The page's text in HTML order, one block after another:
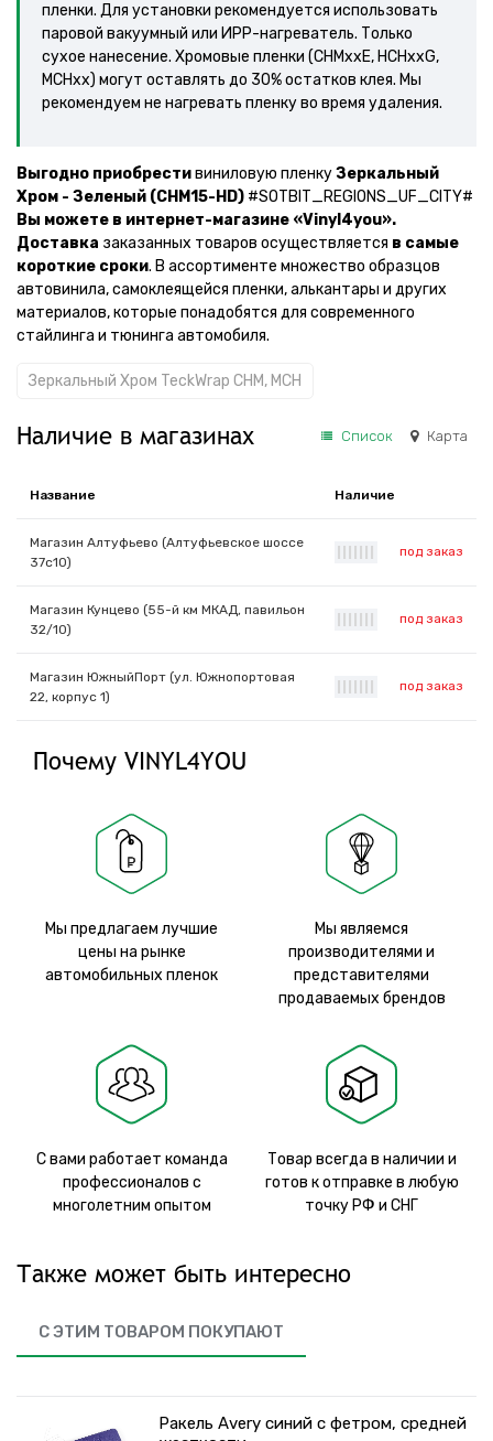
пленки. Для установки рекомендуется использовать
паровой вакуумный или ИРР-нагреватель. Только
сухое нанесение. Хромовые пленки (CHMxxE, HCHxxG,
MCHxx) могут оставлять до 30% остатков клея. Мы
рекомендуем не нагревать пленку во время удаления.
Выгодно приобрестивиниловую пленкуЗеркальный
Хром - Зеленый (CHM15-HD) #SOTBIT_REGIONS_UF_CITY#
Вы можете в интернет-магазине «Vinyl4you».
Доставка заказанных товаров осуществляется в самые
короткие сроки. В ассортименте множество образцов
автовинила, самоклеящейся пленки, алькантары и других
материалов, которые понадобятся для современного
стайлинга и тюнинга автомобиля.
Зеркальный Хром TeckWrap CHM, MCH
Наличие в магазинах Список Карта
Название Наличие
Магазин Алтуфьево (Алтуфьевское шоссе
37с10)
под заказ
Магазин Кунцево (55-й км МКАД, павильон
32/10)
под заказ
Магазин ЮжныйПорт (ул. Южнопортовая
22, корпус 1)
под заказ
Почему VINYL4YOU
Мы предлагаем лучшие
цены на рынке
автомобильных пленок
Мы являемся
производителями и
представителями
продаваемых брендов
С вами работает команда
профессионалов с
многолетним опытом
Товар всегда в наличии и
готов к отправке в любую
точку РФ и СНГ
Также может быть интересно
С ЭТИМ ТОВАРОМ ПОКУПАЮТ
Ракель Avery синий с фетром, средней